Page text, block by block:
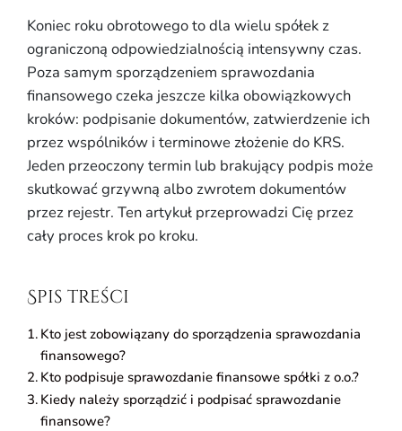
Koniec roku obrotowego to dla wielu spółek z
ograniczoną odpowiedzialnością intensywny czas.
Poza samym sporządzeniem sprawozdania
finansowego czeka jeszcze kilka obowiązkowych
kroków: podpisanie dokumentów, zatwierdzenie ich
przez wspólników i terminowe złożenie do KRS.
Jeden przeoczony termin lub brakujący podpis może
skutkować grzywną albo zwrotem dokumentów
przez rejestr. Ten artykuł przeprowadzi Cię przez
cały proces krok po kroku.
Spis treści
Kto jest zobowiązany do sporządzenia sprawozdania
finansowego?
Kto podpisuje sprawozdanie finansowe spółki z o.o.?
Kiedy należy sporządzić i podpisać sprawozdanie
finansowe?